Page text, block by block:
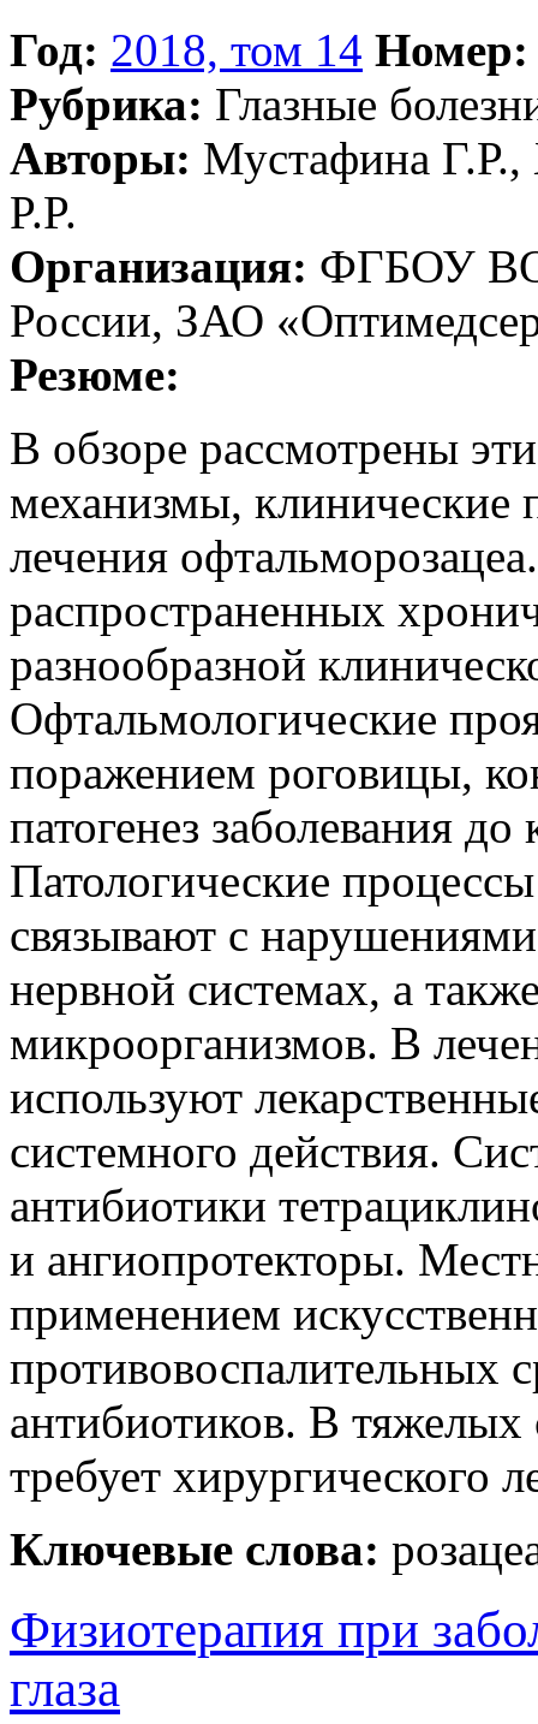
Год: 2018, том 14 Номер:
Рубрика: Глазные
Авторы: Мустафина Г.Р.,
P.P.
Организация: ФГБОУ ВО
России, ЗАО
Резюме:
В обзоре рассмотрены
механизмы, клинические
лечения
распространенных
разнообразной
Офтальмологические
поражением роговицы,
патогенез заболевания
Патологические
связывают с
нервной системах, а
микроорганизмов. В
используют
системного действия.
антибиотики
и ангиопротекторы.
применением
противовоспалительных
антибиотиков. В тяжелых
требует хирургического
Ключевые слова:
Физиотерапия при
глаза